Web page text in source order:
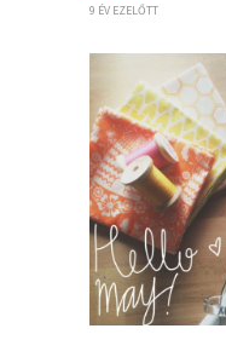
9 ÉV EZELŐTT